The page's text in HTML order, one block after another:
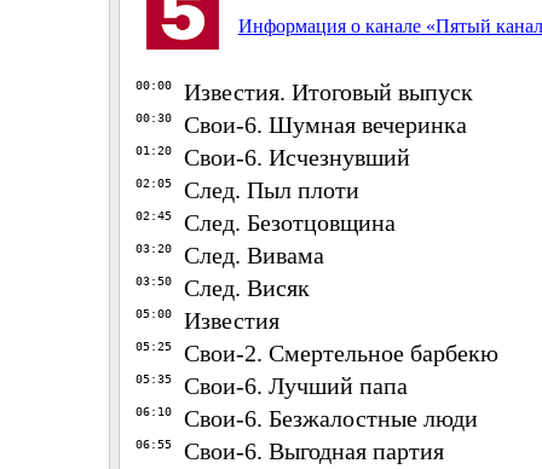
Информация о канале «Пятый
00:00 Известия. Итоговый выпуск
00:30 Свои-6. Шумная вечеринка
01:20 Свои-6. Исчезнувший
02:05 След. Пыл плоти
02:45 След. Безотцовщина
03:20 След. Вивама
03:50 След. Висяк
05:00 Известия
05:25 Свои-2. Смертельное барбекю
05:35 Свои-6. Лучший папа
06:10 Свои-6. Безжалостные люди
06:55 Свои-6. Выгодная партия